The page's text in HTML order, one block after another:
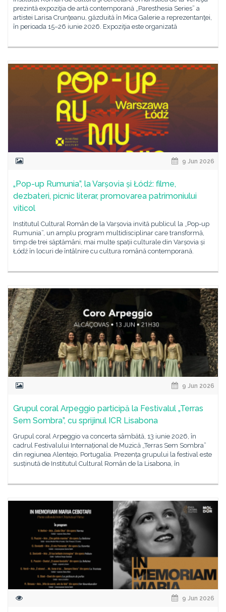
prezintă expoziţia de artă contemporană „Paresthesia Series” a
artistei Larisa Crunţeanu, găzduită în Mica Galerie a reprezentanţei,
în perioada 15–26 iunie 2026. Expoziţia este organizată
9 Jun 2026
„Pop-up Rumunia”, la Varșovia și Łódź: filme,
dezbateri, picnic literar, promovarea patrimoniului
viticol
Institutul Cultural Român de la Varșovia invită publicul la „Pop-up
Rumunia”, un amplu program multidisciplinar care transformă,
timp de trei săptămâni, mai multe spații culturale din Varșovia și
Łódź în locuri de întâlnire cu cultura română contemporană.
9 Jun 2026
Grupul coral Arpeggio participă la Festivalul „Terras
Sem Sombra”, cu sprijinul ICR Lisabona
Grupul coral Arpeggio va concerta sâmbătă, 13 iunie 2026, în
cadrul Festivalului Internațional de Muzică „Terras Sem Sombra”
din regiunea Alentejo, Portugalia. Prezența grupului la festival este
susținută de Institutul Cultural Român de la Lisabona, în
9 Jun 2026